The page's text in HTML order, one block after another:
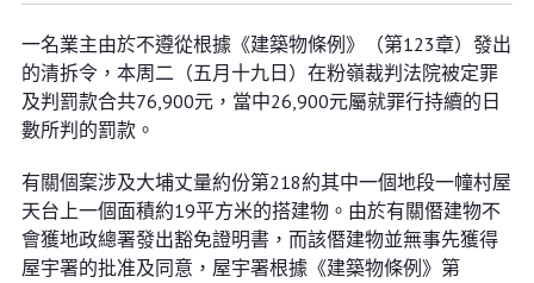
業主不遵從清拆令被判罰款近八萬
元
一名業主由於不遵從根據《建築物條例》（第123章）發出
的清拆令，本周二（五月十九日）在粉嶺裁判法院被定罪
及判罰款合共76,900元，當中26,900元屬就罪行持續的日
數所判的罰款。
有關個䅁涉及大埔丈量約份第218約其中一個地段一幢村屋
天台上一個面積約19平方米的搭建物。由於有關僭建物不
會獲地政總署發出豁免證明書，而該僭建物並無事先獲得
屋宇署的批准及同意，屋宇署根據《建築物條例》第